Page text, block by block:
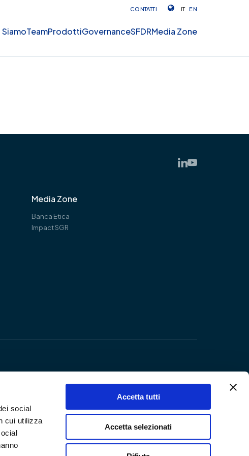
social
cui utilizza
Accetta tutti
Accetta selezionati
CONTATTI IT EN
SiamoTeamProdottiGovernanceSFDRMedia Zone
Media Zone
Banca Etica
Impact SGR